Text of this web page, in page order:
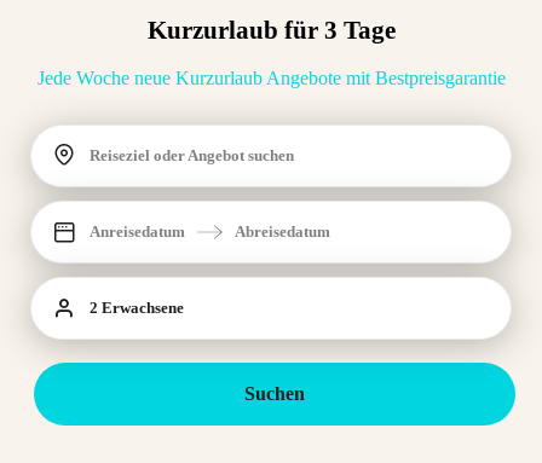
Kurzurlaub für 3 Tage
Jede Woche neue Kurzurlaub Angebote mit Bestpreisgarantie
Reiseziel oder Angebot suchen
Anreisedatum Abreisedatum
2 Erwachsene
Suchen